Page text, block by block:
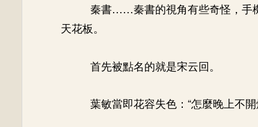
秦書……秦書的視角有些奇怪，手
天花板。
首先被點名的就是宋云回。
葉敏當即花容失色：“怎麼晚上不